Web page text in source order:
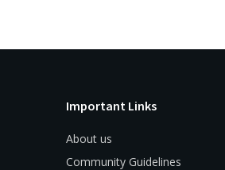
Important Links
About us
Community Guidelines